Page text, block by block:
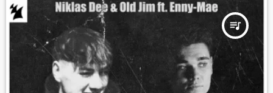
queue_music